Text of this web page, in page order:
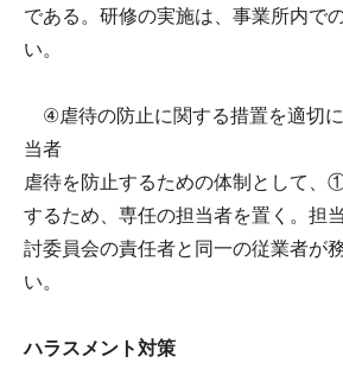
である。研修の実施は、事業所内で
い。
④虐待の防止に関する措置を適切
当者
虐待を防止するための体制として
するため、専任の担当者を置く。担
討委員会の責任者と同一の従業者が
い。
ハラスメント対策